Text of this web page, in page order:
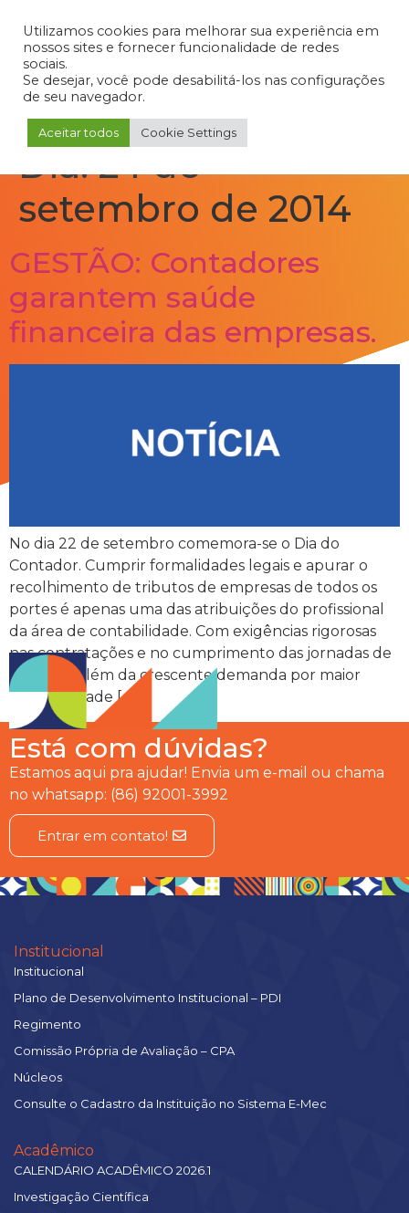
Admin Portal do Aluno Portal do Professor Portal do Coordenador
Dia:24 de
setembro de 2014
GESTÃO: Contadores
garantem saúde
financeira das empresas.
No dia 22 de setembro comemora-se o Dia do
Contador. Cumprir formalidades legais e apurar o
recolhimento de tributos de empresas de todos os
portes é apenas uma das atribuições do profissional
da área de contabilidade. Com exigências rigorosas
nas contratações e no cumprimento das jornadas de
trabalho, além da crescente demanda por maior
produtividade […]
Está com dúvidas?
Estamos aqui pra ajudar! Envia um e-mail ou chama
no whatsapp: (86) 92001-3992
Entrar em contato!
Institucional
Institucional
Plano de Desenvolvimento Institucional – PDI
Regimento
Comissão Própria de Avaliação – CPA
Núcleos
Consulte o Cadastro da Instituição no Sistema E-Mec
Acadêmico
CALENDÁRIO ACADÊMICO 2026.1
Investigação Científica
Utilizamos cookies para melhorar sua experiência em
nossos sites e fornecer funcionalidade de redes
sociais.
Se desejar, você pode desabilitá-los nas configurações
de seu navegador.
Aceitar todos Cookie Settings